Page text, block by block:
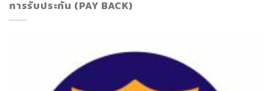
การรับประกัน (PAY BACK)